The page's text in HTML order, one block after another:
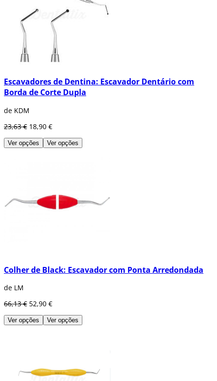
Escavadores de Dentina: Escavador Dentário com
Borda de Corte Dupla
de KDM
23,63 € 18,90 €
Ver opções Ver opções
Colher de Black: Escavador com Ponta Arredondada
de LM
66,13 € 52,90 €
Ver opções Ver opções